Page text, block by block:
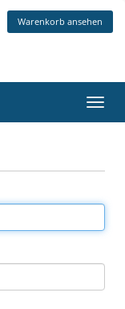
Warenkorb ansehen
ein-/